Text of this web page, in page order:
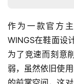
作为一款官方
WINGS在鞋面设
为了竞速而刻意
弱，虽然依旧使